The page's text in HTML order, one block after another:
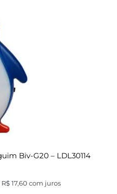
Biv-G20 – LDL30114
R$17,60 com juros